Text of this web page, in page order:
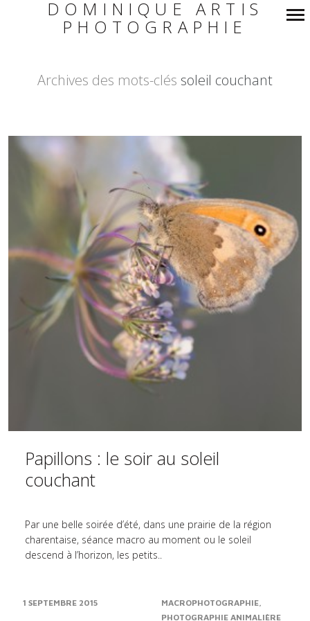
Navigation
DOMINIQUE ARTIS
PHOTOGRAPHIE
Archives des mots-clés soleil couchant
Papillons : le soir au soleil
couchant
Par une belle soirée d’été, dans une prairie de la région
charentaise, séance macro au moment ou le soleil
descend à l’horizon, les petits..
1 SEPTEMBRE 2015
MACROPHOTOGRAPHIE
PHOTOGRAPHIE ANIMALIÈRE